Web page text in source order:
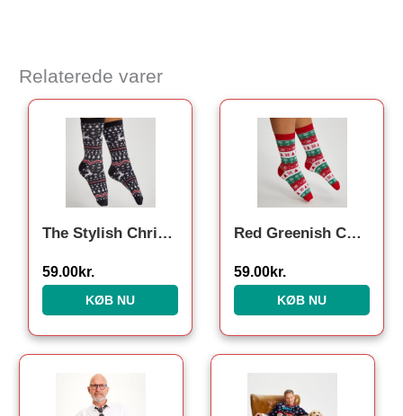
Relaterede varer
The Stylish Christmas Socks Grey. Julesokker
59.00kr.
KØB NU
Red Greenish Christmas Socks. Julesokker
59.00kr.
KØB NU
Den oprindelige
Den